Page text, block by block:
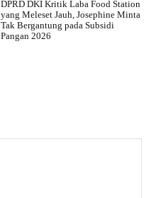
DPRD DKI Kritik Laba Food Station
yang Meleset Jauh, Josephine Minta
Tak Bergantung pada Subsidi
Pangan 2026